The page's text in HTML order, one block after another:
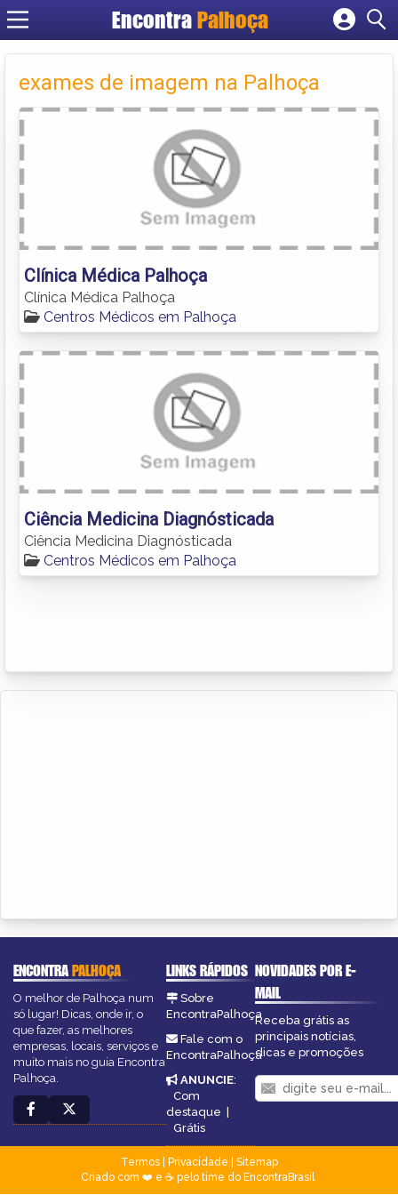
EncontraPalhoça
Cadastrar empresa
Criar conta
exames de imagem na Palhoça
Clínica Médica Palhoça
Clínica Médica Palhoça
Centros Médicos em Palhoça
Ciência Medicina Diagnósticada
Ciência Medicina Diagnósticada
Centros Médicos em Palhoça
ENCONTRAPALHOÇA
O melhor de Palhoça num
só lugar! Dicas, onde ir, o
que fazer, as melhores
empresas, locais, serviços e
muito mais no guia Encontra
Palhoça.
LINKS RÁPIDOS
Sobre
EncontraPalhoça
Fale com o
EncontraPalhoça
ANUNCIE:
Com
destaque |
Grátis
NOVIDADES POR E-
MAIL
Receba grátis as
principais notícias,
dicas e promoções
Termos| Privacidade
Sitemap
Criado com ❤️ e ☕ pelo time do EncontraBrasil